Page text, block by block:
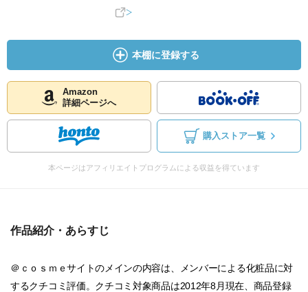
本棚に登録する
Amazon
詳細ページへ
購入ストア一覧
本ページはアフィリエイトプログラムによる収益を得ています
作品紹介・あらすじ
＠ｃｏｓｍｅサイトのメインの内容は、メンバーによる化粧品に対
するクチコミ評価。クチコミ対象商品は2012年8月現在、商品登録